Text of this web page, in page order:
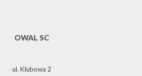
OWAL SC
ul. Klubowa 2